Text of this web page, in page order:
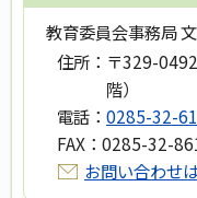
教育委員会事務局
住所： 〒329-
階）
電話： 0285-32-
FAX： 0285-32-
お問い合わせ